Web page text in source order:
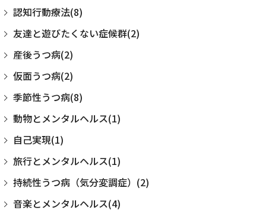
認知行動療法(8)
友達と遊びたくない症候群(2)
産後うつ病(2)
仮面うつ病(2)
季節性うつ病(8)
動物とメンタルヘルス(1)
自己実現(1)
旅行とメンタルヘルス(1)
持続性うつ病（気分変調症）(2)
音楽とメンタルヘルス(4)